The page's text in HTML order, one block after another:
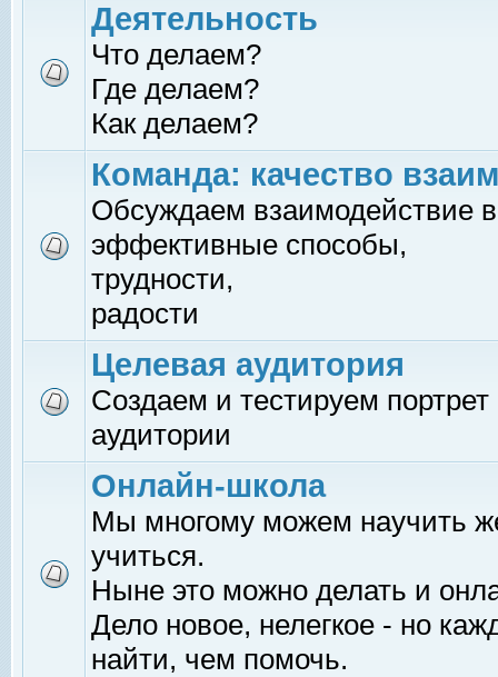
Деятельность
Что делаем?
Где делаем?
Как делаем?
Команда: качество
Обсуждаем взаимодействие
эффективные способы,
трудности,
радости
Целевая аудитория
Создаем и тестируем
аудитории
Онлайн-школа
Мы многому можем научить
учиться.
Ныне это можно делать и
Дело новое, нелегкое - но
найти, чем помочь.